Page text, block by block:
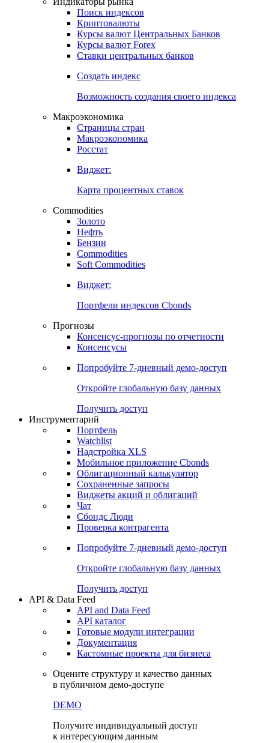
Поиск индексов
Криптовалюты
Курсы валют Центральных Банков
Курсы валют Forex
Ставки центральных банков
Создать индекс
Возможность создания своего индекса
Макроэкономика
Страницы стран
Макроэкономика
Росстат
Виджет:
Карта процентных ставок
Commodities
Золото
Нефть
Бензин
Commodities
Soft Commodities
Виджет:
Портфели индексов Cbonds
Прогнозы
Консенсус-прогнозы по отчетности
Консенсусы
Попробуйте 7-дневный демо-доступ
Откройте глобальную базу данных
Получить доступ
Инструментарий
Портфель
Watchlist
Надстройка XLS
Мобильное приложение Cbonds
Облигационный калькулятор
Сохраненные запросы
Виджеты акций и облигаций
Чат
Сбондс Люди
Проверка контрагента
Попробуйте 7-дневный демо-доступ
Откройте глобальную базу данных
Получить доступ
API & Data Feed
API and Data Feed
API каталог
Готовые модули интеграции
Документация
Кастомные проекты для бизнеса
Оцените структуру и качество данных
в публичном демо-доступе
DEMO
Получите индивидуальный доступ
к интересующим данным